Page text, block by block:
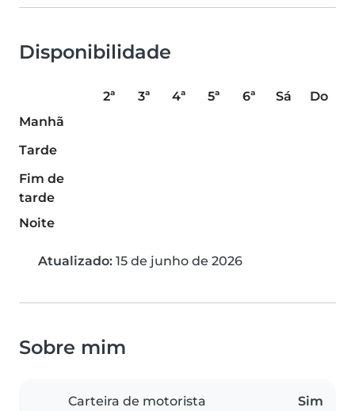
Disponibilidade
2ª 3ª 4ª 5ª 6ª Sá
Do
Manhã
Tarde
Fim de
tarde
Noite
Atualizado: 15 de junho de 2026
Sobre mim
Carteira de motorista Sim